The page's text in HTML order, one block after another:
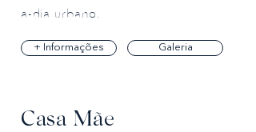
a-dia urbano.
+ Informações Galeria
Casa Mãe